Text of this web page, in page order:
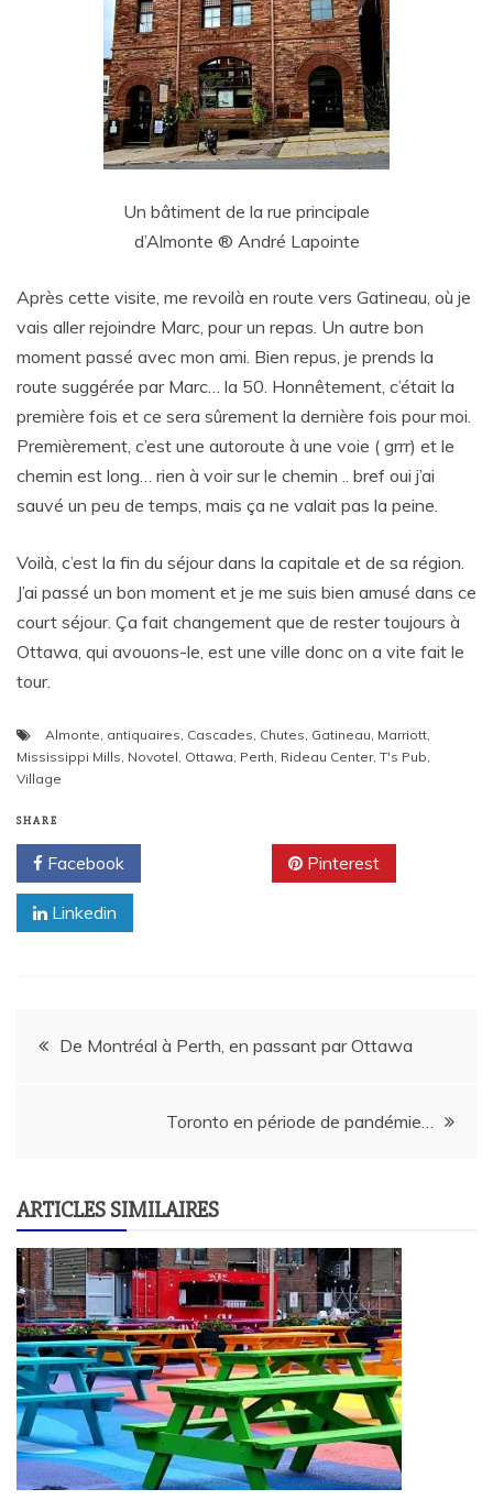
Un bâtiment de la rue principale
d’Almonte ® André Lapointe
Après cette visite, me revoilà en route vers Gatineau, où je
vais aller rejoindre Marc, pour un repas. Un autre bon
moment passé avec mon ami. Bien repus, je prends la
route suggérée par Marc… la 50. Honnêtement, c’était la
première fois et ce sera sûrement la dernière fois pour moi.
Premièrement, c’est une autoroute à une voie ( grrr) et le
chemin est long… rien à voir sur le chemin .. bref oui j’ai
sauvé un peu de temps, mais ça ne valait pas la peine.
Voilà, c’est la fin du séjour dans la capitale et de sa région.
J’ai passé un bon moment et je me suis bien amusé dans ce
court séjour. Ça fait changement que de rester toujours à
Ottawa, qui avouons-le, est une ville donc on a vite fait le
tour.
Almonte antiquaires Cascades Chutes Gatineau Marriott
Mississippi Mills Novotel Ottawa Perth Rideau Center, T's Pub
Village
SHARE
Facebook Pinterest
Linkedin
Navigation
De Montréal à Perth, en passant par Ottawa
Toronto en période de pandémie…
ARTICLES SIMILAIRES